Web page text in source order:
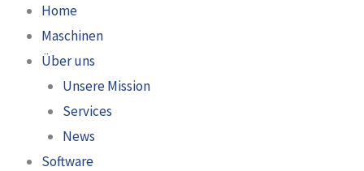
Home
Maschinen
Über uns
Unsere Mission
Services
News
Software